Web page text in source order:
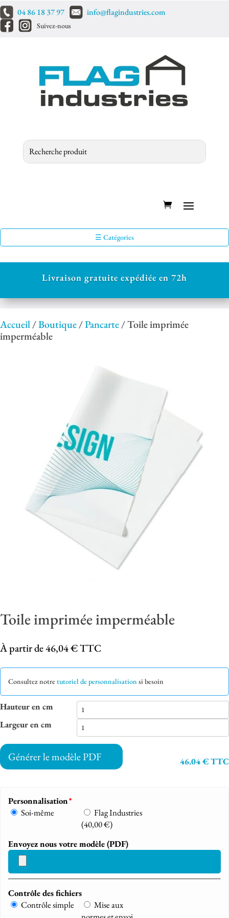
04 86 18 37 97 info@flagindustries.com
Suivez-nous
☰ Catégories
Livraison gratuite expédiée en 72h
Accueil/Boutique/Pancarte/ Toile imprimée
imperméable
Toile imprimée imperméable
À partir de46,04€TTC
Consultez notre tutoriel de personnalisation si besoin
Hauteur en cm
Largeur en cm
Générer le modèle PDF 46.04 € TTC
Personnalisation*
Soi-même
Flag Industries
(40,00€)
Envoyez nous votre modèle (PDF)
Contrôle des fichiers
Contrôle simple
Mise aux